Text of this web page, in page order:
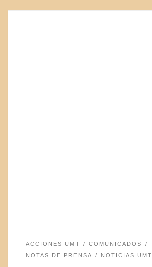
ACCIONES UMT
COMUNICADOS
NOTAS DE PRENSA
NOTICIAS UMT